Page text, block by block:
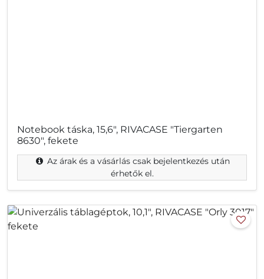
Notebook táska, 15,6", RIVACASE "Tiergarten
8630", fekete
Az árak és a vásárlás csak bejelentkezés után
érhetők el.